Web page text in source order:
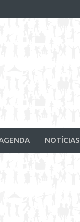
NOTÍCIAS